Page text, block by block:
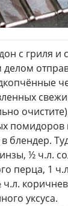
с гриля и
помидоров
в блендер.
½ ч.л.
перца, 1
уксуса.